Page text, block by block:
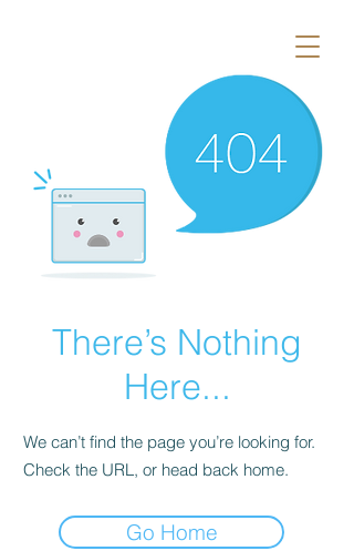
There’s Nothing
Here...
We can’t find the page you’re looking for.
Check the URL, or head back home.
Go Home